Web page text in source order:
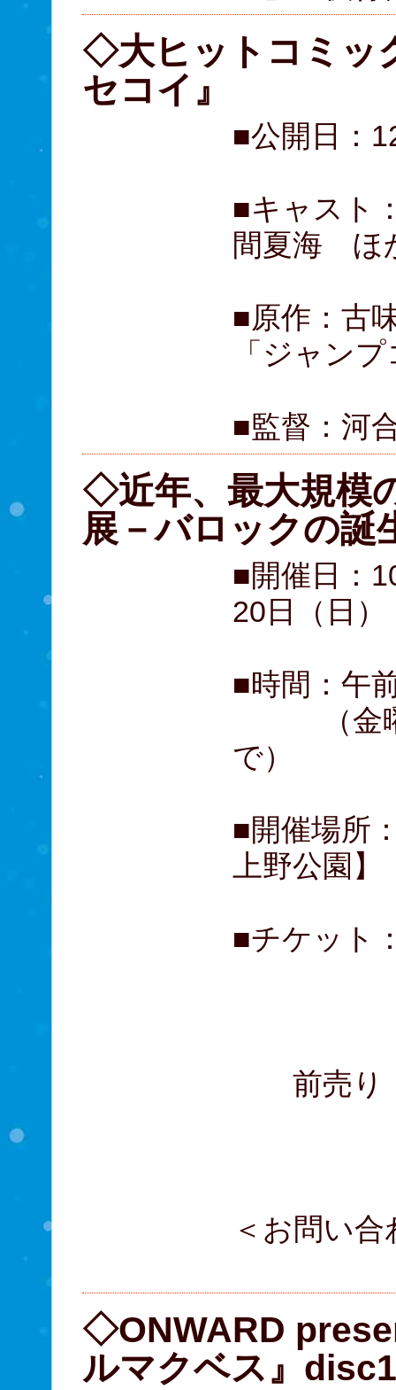
◇大ヒットコミッ
セコイ』
■公開日：
■キャスト
間夏海 ほ
■原作：古
「ジャン
■監督：河
◇近年、最大規模
展－バロックの誕
■開催日：
20日（日）
■時間：午
（金曜
で）
■開催場所
上野公園】
■チケッ
前売り
＜お問い
◇ONWARD
ルマクベス』